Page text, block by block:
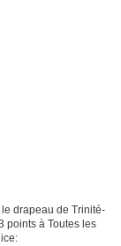
drapeau de Trinité-
points à Toutes les